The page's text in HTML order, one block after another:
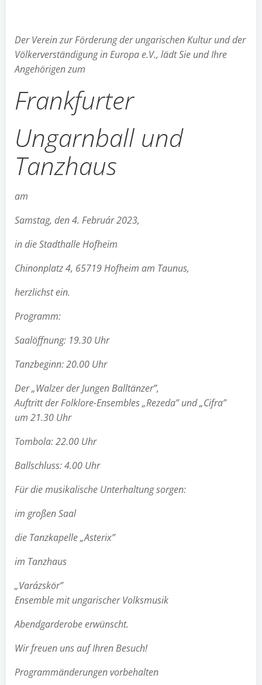
Der Verein zur Förderung der ungarischen Kultur und der
Völkerverständigung in Europa e.V., lädt Sie und Ihre
Angehörigen zum
Frankfurter
Ungarnball und
Tanzhaus
am
Samstag, den 4. Február 2023,
in die Stadthalle Hofheim
Chinonplatz 4, 65719 Hofheim am Taunus,
herzlichst ein.
Programm:
Saalöffnung: 19.30 Uhr
Tanzbeginn: 20.00 Uhr
Der „Walzer der Jungen Balltänzer”,
Auftritt der Folklore-Ensembles „Rezeda” und „Cifra”
um 21.30 Uhr
Tombola: 22.00 Uhr
Ballschluss: 4.00 Uhr
Für die musikalische Unterhaltung sorgen:
im großen Saal
die Tanzkapelle„Asterix”
im Tanzhaus
„Varázskör”
Ensemble mit ungarischer Volksmusik
Abendgarderobe erwünscht.
Wir freuen uns auf Ihren Besuch!
Programmänderungen vorbehalten